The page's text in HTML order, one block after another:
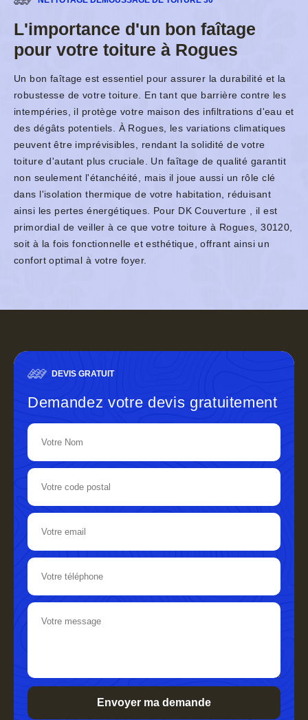
L'importance d'un bon faîtage
pour votre toiture à Rogues
Un bon faîtage est essentiel pour assurer la durabilité et la
robustesse de votre toiture. En tant que barrière contre les
intempéries, il protège votre maison des infiltrations d'eau et
des dégâts potentiels. À Rogues, les variations climatiques
peuvent être imprévisibles, rendant la solidité de votre
toiture d'autant plus cruciale. Un faîtage de qualité garantit
non seulement l'étanchéité, mais il joue aussi un rôle clé
dans l'isolation thermique de votre habitation, réduisant
ainsi les pertes énergétiques. Pour DK Couverture , il est
primordial de veiller à ce que votre toiture à Rogues, 30120,
soit à la fois fonctionnelle et esthétique, offrant ainsi un
confort optimal à votre foyer.
DEVIS GRATUIT
Demandez votre devis gratuitement